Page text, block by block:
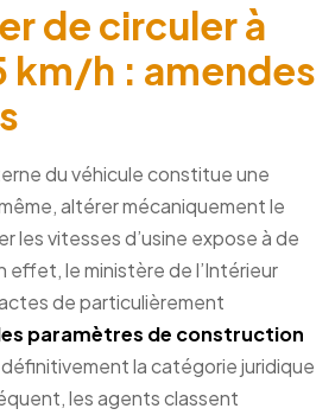
de circuler à
km/h : amendes
du véhicule constitue une
altérer mécaniquement le
les vitesses d’usine expose à de
effet, le ministère de l’Intérieur
de particulièrement
paramètres de construction
la catégorie juridique
les agents classent